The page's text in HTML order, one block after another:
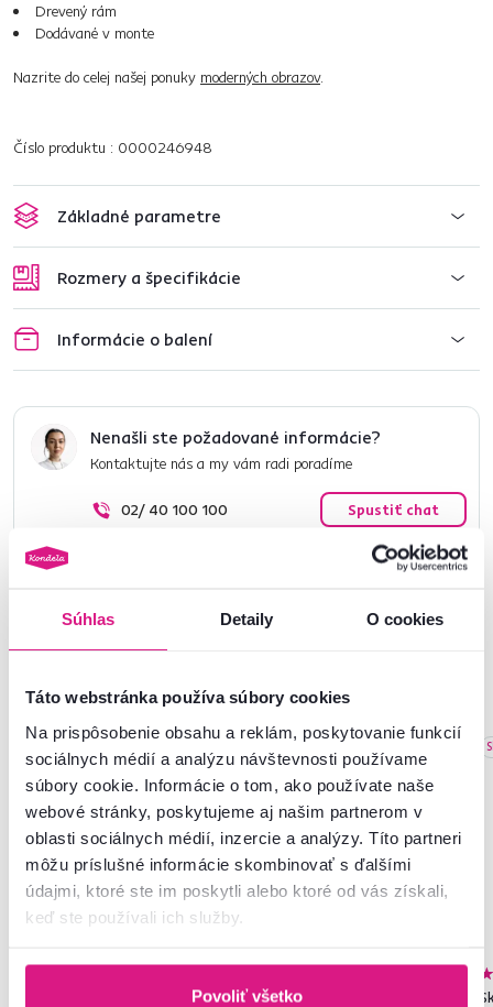
Súhlas Detaily O cookies
Táto webstránka používa súbory cookies
Na prispôsobenie obsahu a reklám, poskytovanie funkcií
sociálnych médií a analýzu návštevnosti používame
súbory cookie. Informácie o tom, ako používate naše
webové stránky, poskytujeme aj našim partnerom v
oblasti sociálnych médií, inzercie a analýzy. Títo partneri
môžu príslušné informácie skombinovať s ďalšími
údajmi, ktoré ste im poskytli alebo ktoré od vás získali,
keď ste používali ich služby.
Povoliť všetko
Drevený rám
Dodávané v monte
Nazrite do celej našej ponuky moderných obrazov.
Číslo produktu : 0000246948
Základné parametre
Rozmery a špecifikácie
Informácie o balení
Nenašli ste požadované informácie?
Kontaktujte nás a my vám radi poradíme
02/ 40 100 100 Spustiť chat
Slovenský výrobok
Slovenský výrobok
Skriňa, policová, dvojdverová,